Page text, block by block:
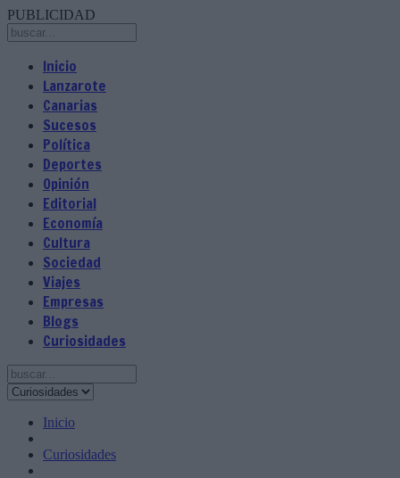
PUBLICIDAD
Inicio
Lanzarote
Canarias
Sucesos
Política
Deportes
Opinión
Editorial
Economía
Cultura
Sociedad
Viajes
Empresas
Blogs
Curiosidades
Inicio
Curiosidades